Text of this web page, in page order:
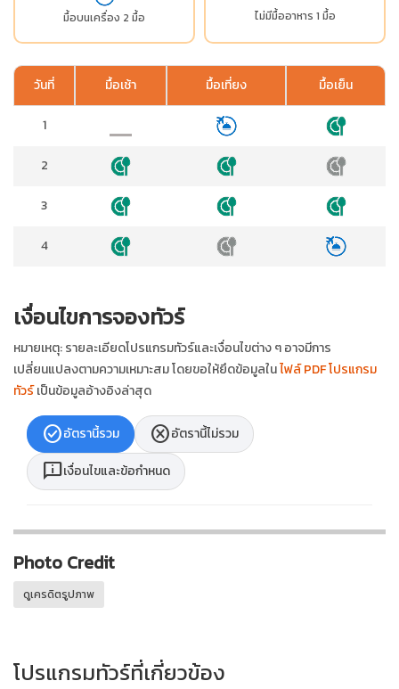
มื้อบนเครื่อง 2 มื้อ ไม่มีมื้ออาหาร 1 มื้อ
วันที่ มื้อเช้า มื้อเที่ยง มื้อเย็น
1
2
3
4
เงื่อนไขการจองทัวร์
หมายเหตุ: รายละเอียดโปรแกรมทัวร์และเงื่อนไขต่าง ๆ อาจมีการ
เปลี่ยนแปลงตามความเหมาะสม โดยขอให้ยึดข้อมูลในไฟล์ PDF โปรแกรม
ทัวร์เป็นข้อมูลอ้างอิงล่าสุด
check_circleอัตรานี้รวม cancelอัตรานี้ไม่รวม
chat_infoเงื่อนไขและข้อกำหนด
Photo Credit
ดูเครดิตรูปภาพ
โปรแกรมทัวร์ที่เกี่ยวข้อง